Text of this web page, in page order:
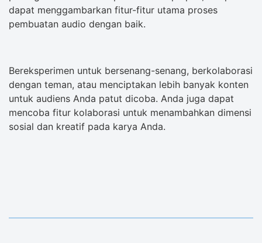
dapat menggambarkan fitur-fitur utama proses
pembuatan audio dengan baik.
Bereksperimen untuk bersenang-senang, berkolaborasi
dengan teman, atau menciptakan lebih banyak konten
untuk audiens Anda patut dicoba. Anda juga dapat
mencoba fitur kolaborasi untuk menambahkan dimensi
sosial dan kreatif pada karya Anda.